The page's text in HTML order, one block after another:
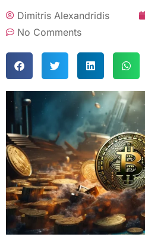
Dimitris Alexandridis
No Comments